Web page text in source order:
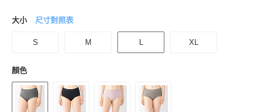
大小 尺寸對照表
S M L XL
顏色